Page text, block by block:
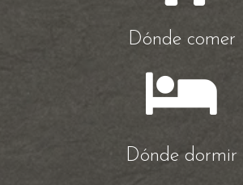
Dónde comer
Dónde dormir